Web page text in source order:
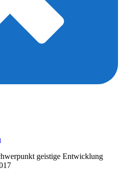
geistige Entwicklung